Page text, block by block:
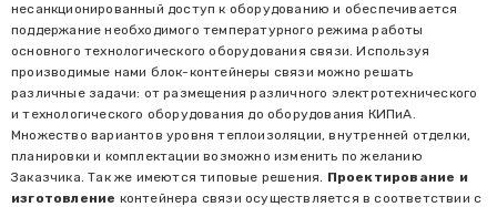
несанкционированный доступ к оборудованию и обеспечивается
поддержание необходимого температурного режима работы
основного технологического оборудования связи. Используя
производимые нами блок-контейнеры связи можно решать
различные за­дачи: от размещения различного электро­технического
и технологического оборудо­вания до оборудования КИПиА.
Множество вариантов уровня теплоизоляции, внутрен­ней отделки,
планировки и комплектации возможно изменить по желанию
Заказчи­ка. Так же имеются типовые решения. Проектирование и
изготовление контейнера связи осуществляется в соответствии с